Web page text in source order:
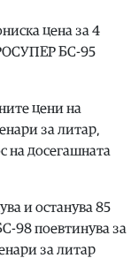
цена за 4
БС-95
цени на
за литар,
на досегашната
и останува 85
98 поевтинува за
за литар